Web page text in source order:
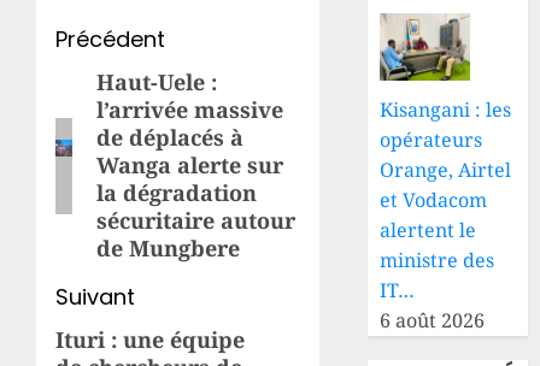
Navigation
d’article
Précédent
Article
précédent:
Haut-Uele :
l’arrivée massive
de déplacés à
Wanga alerte sur
la dégradation
sécuritaire autour
de Mungbere
Suivant
Article
Ituri : une équipe
Kisangani : les
opérateurs
Orange, Airtel
et Vodacom
alertent le
ministre des
IT…
6 août 2026